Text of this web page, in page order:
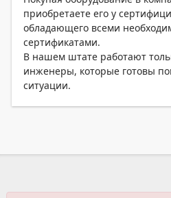
приобретаете его у
обладающего всеми
сертификатами.
В нашем штате работают
инженеры, которые готовы
ситуации.